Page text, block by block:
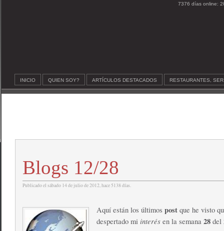
7376 días online:
INICIO QUIEN SOY? ARTÍCULOS DESTACADOS RESTAURANTES,
Blogs 12/28
Publicado el sábado 14 de julio de 2012, hace 5138 días.
Aquí están los últimos postque he visto
despertado mi interésen la semana 28del